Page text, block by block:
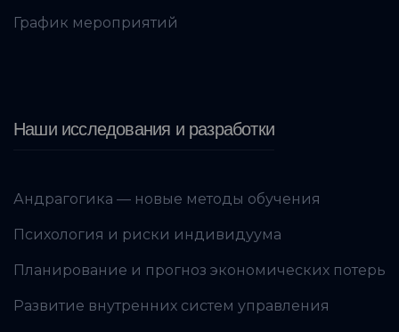
График мероприятий
Наши исследования и разработки
Андрагогика — новые методы обучения
Психология и риски индивидуума
Планирование и прогноз экономических потерь
Развитие внутренних систем управления